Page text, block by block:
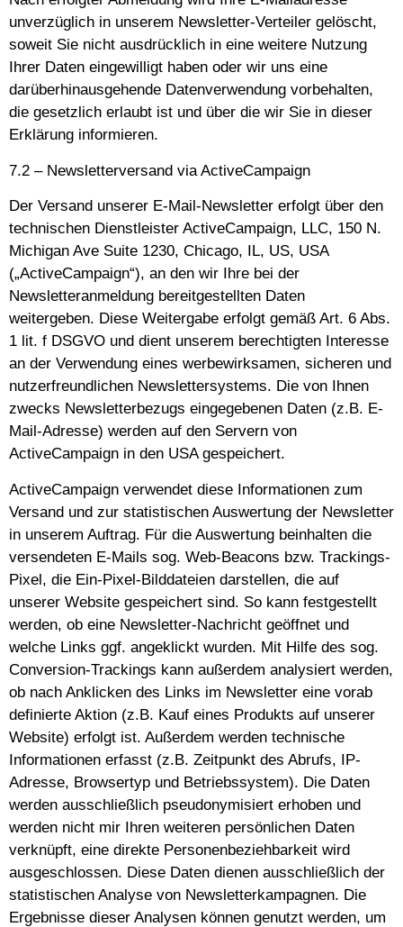
unverzüglich in unserem Newsletter-Verteiler gelöscht,
soweit Sie nicht ausdrücklich in eine weitere Nutzung
Ihrer Daten eingewilligt haben oder wir uns eine
darüberhinausgehende Datenverwendung vorbehalten,
die gesetzlich erlaubt ist und über die wir Sie in dieser
Erklärung informieren.
7.2 – Newsletterversand via ActiveCampaign
Der Versand unserer E-Mail-Newsletter erfolgt über den
technischen Dienstleister ActiveCampaign, LLC, 150 N.
Michigan Ave Suite 1230, Chicago, IL, US, USA
(„ActiveCampaign“), an den wir Ihre bei der
Newsletteranmeldung bereitgestellten Daten
weitergeben. Diese Weitergabe erfolgt gemäß Art. 6 Abs.
1 lit. f DSGVO und dient unserem berechtigten Interesse
an der Verwendung eines werbewirksamen, sicheren und
nutzerfreundlichen Newslettersystems. Die von Ihnen
zwecks Newsletterbezugs eingegebenen Daten (z.B. E-
Mail-Adresse) werden auf den Servern von
ActiveCampaign in den USA gespeichert.
ActiveCampaign verwendet diese Informationen zum
Versand und zur statistischen Auswertung der Newsletter
in unserem Auftrag. Für die Auswertung beinhalten die
versendeten E-Mails sog. Web-Beacons bzw. Trackings-
Pixel, die Ein-Pixel-Bilddateien darstellen, die auf
unserer Website gespeichert sind. So kann festgestellt
werden, ob eine Newsletter-Nachricht geöffnet und
welche Links ggf. angeklickt wurden. Mit Hilfe des sog.
Conversion-Trackings kann außerdem analysiert werden,
ob nach Anklicken des Links im Newsletter eine vorab
definierte Aktion (z.B. Kauf eines Produkts auf unserer
Website) erfolgt ist. Außerdem werden technische
Informationen erfasst (z.B. Zeitpunkt des Abrufs, IP-
Adresse, Browsertyp und Betriebssystem). Die Daten
werden ausschließlich pseudonymisiert erhoben und
werden nicht mir Ihren weiteren persönlichen Daten
verknüpft, eine direkte Personenbeziehbarkeit wird
ausgeschlossen. Diese Daten dienen ausschließlich der
statistischen Analyse von Newsletterkampagnen. Die
Ergebnisse dieser Analysen können genutzt werden, um